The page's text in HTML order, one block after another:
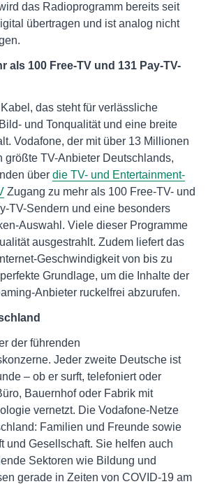
das Radioprogramm bereits seit
übertragen und ist analog nicht
als 100 Free-TV und 131 Pay-TV-
das steht für verlässliche
und Tonqualität und eine breite
Vodafone, der mit über 13 Millionen
größte TV-Anbieter Deutschlands,
über die TV- und Entertainment-
Zugang zu mehr als 100 Free-TV- und
TV-Sendern und eine besonders
Auswahl. Viele dieser Programme
ausgestrahlt. Zudem liefert das
Geschwindigkeit von bis zu
Grundlage, um die Inhalte der
Anbieter ruckelfrei abzurufen.
der führenden
Jeder zweite Deutsche ist
– ob er surft, telefoniert oder
Bauernhof oder Fabrik mit
vernetzt. Die Vodafone-Netze
Familien und Freunde sowie
und Gesellschaft. Sie helfen auch
Sektoren wie Bildung und
gerade in Zeiten von COVID-19 am